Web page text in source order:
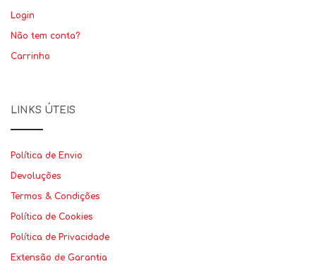
Login
Não tem conta?
Carrinho
LINKS ÚTEIS
Política de Envio
Devoluções
Termos & Condições
Política de Cookies
Política de Privacidade
Extensão de Garantia